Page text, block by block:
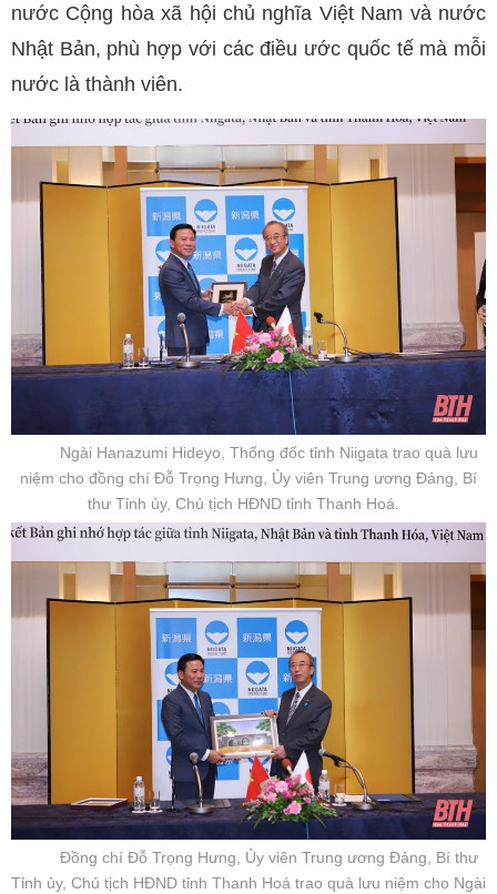
nước Cộng hòa xã hội chủ nghĩa Việt Nam và nước
Nhật Bản, phù hợp với các điều ước quốc tế mà mỗi
nước là thành viên.
Ngài Hanazumi Hideyo, Thống đốc tỉnh Niigata trao quà lưu
niệm cho đồng chí Đỗ Trọng Hưng, Ủy viên Trung ương Đảng, Bí
thư Tỉnh ủy, Chủ tịch HĐND tỉnh Thanh Hoá.
Đồng chí Đỗ Trọng Hưng, Ủy viên Trung ương Đảng, Bí thư
Tỉnh ủy, Chủ tịch HĐND tỉnh Thanh Hoá trao quà lưu niệm cho Ngài